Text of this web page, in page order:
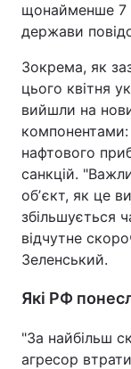
Спорт
Зброя
Здоров'я
Цікавинки
Екологія
Лонгріди
Відео з Youtube
Інтерв'ю
щонайменше 7
держави
Зокрема, як
цього квітня
вийшли на
компонентами:
нафтового
санкцій.
обʼєкт, як це
збільшується
відчутне
Зеленський.
Які РФ
"За найбільш
агресор